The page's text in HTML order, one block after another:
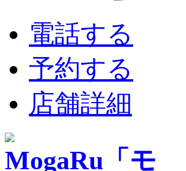
電話する
予約する
店舗詳細